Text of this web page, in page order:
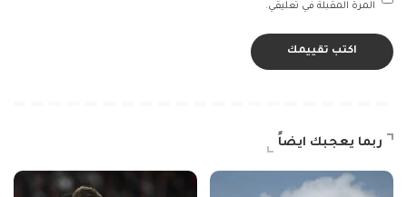
المرة المقبلة في تعليقي.
ربما يعجبك ايضاً